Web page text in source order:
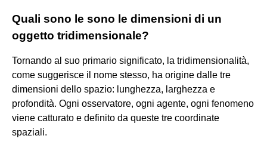
Quali sono le sono le dimensioni di un
oggetto tridimensionale?
Tornando al suo primario significato, la tridimensionalità,
come suggerisce il nome stesso, ha origine dalle tre
dimensioni dello spazio: lunghezza, larghezza e
profondità. Ogni osservatore, ogni agente, ogni fenomeno
viene catturato e definito da queste tre coordinate
spaziali.